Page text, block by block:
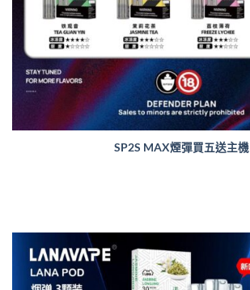
SP2S MAX煙彈買五送主機